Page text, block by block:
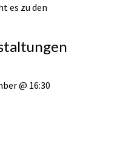
es zu den
@ 16:30